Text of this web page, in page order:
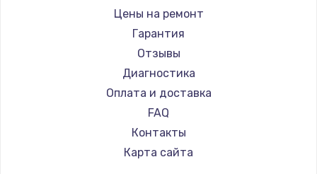
Ремонт кофемашин Bravilor Bonamat
Ремонт кофемашин Vard
Ремонт кофемашин Tuvio
Ремонт кофемашин Carrera
Ремонт кофемашин Supra
Olympia
Saeco
La Cimbali
WMF
Yamaguchi
Nivona
Astoria
JVC
Цены на ремонт
Гарантия
Отзывы
Диагностика
Оплата и доставка
FAQ
Контакты
Карта сайта